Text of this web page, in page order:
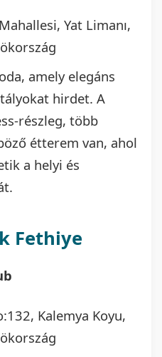
Yat Limanı,
amely elegáns
hirdet. A
részleg, több
étterem van, ahol
a helyi és
Fethiye
Kalemya Koyu,